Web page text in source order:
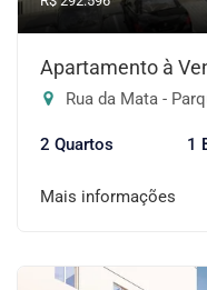
Apartamento à
Rua da Mata -
2 Quartos 1
Mais informações